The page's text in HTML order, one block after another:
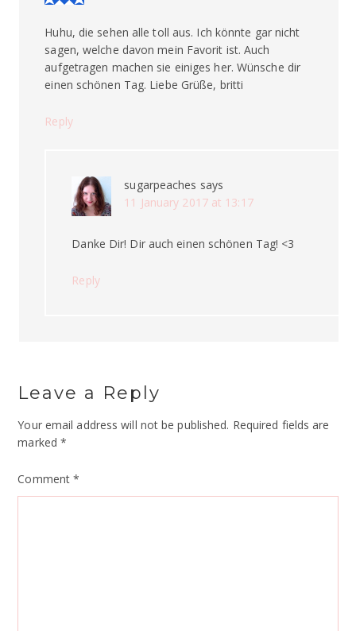
Huhu, die sehen alle toll aus. Ich könnte gar nicht
sagen, welche davon mein Favorit ist. Auch
aufgetragen machen sie einiges her. Wünsche dir
einen schönen Tag. Liebe Grüße, britti
Reply
sugarpeaches says
11 January 2017 at 13:17
Danke Dir! Dir auch einen schönen Tag! <3
Reply
Leave a Reply
Your email address will not be published. Required fields are
marked*
Comment*